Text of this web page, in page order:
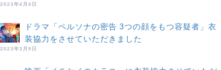
2023年4月4日
ドラマ「ペルソナの密告 3つの顔をもつ容疑者」衣
装協力をさせていただきました
2023年3月9日